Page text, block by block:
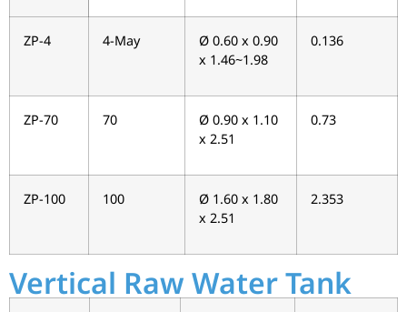
ZP-4 4-May
Ø 0.60 x 0.90
x 1.46~1.98
0.136
ZP-70 70
Ø 0.90 x 1.10
x 2.51
0.73
ZP-100 100
Ø 1.60 x 1.80
x 2.51
2.353
Vertical Raw Water Tank